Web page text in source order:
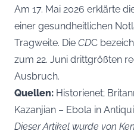
Am 17. Mai 2026 erklärte
einer gesundheitlichen
Tragweite. Die CDC
zum 22. Juni drittgrößten
Ausbruch.
Quellen: Historienet;
Kazanjian – Ebola in
Dieser Artikel wurde von